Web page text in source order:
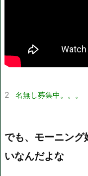
2 名無し募集中。。。
でも、モーニン
いなんだよな